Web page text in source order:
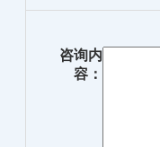
咨询内
容：